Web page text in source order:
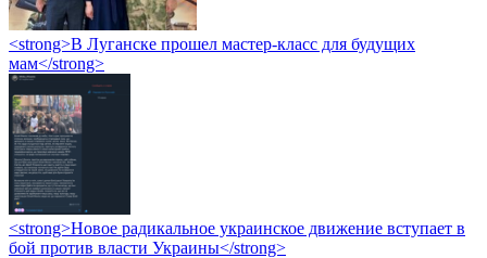
<strong>В Луганске прошел мастер-класс для будущих
мам</strong>
<strong>Новое радикальное украинское движение вступает в
бой против власти Украины</strong>